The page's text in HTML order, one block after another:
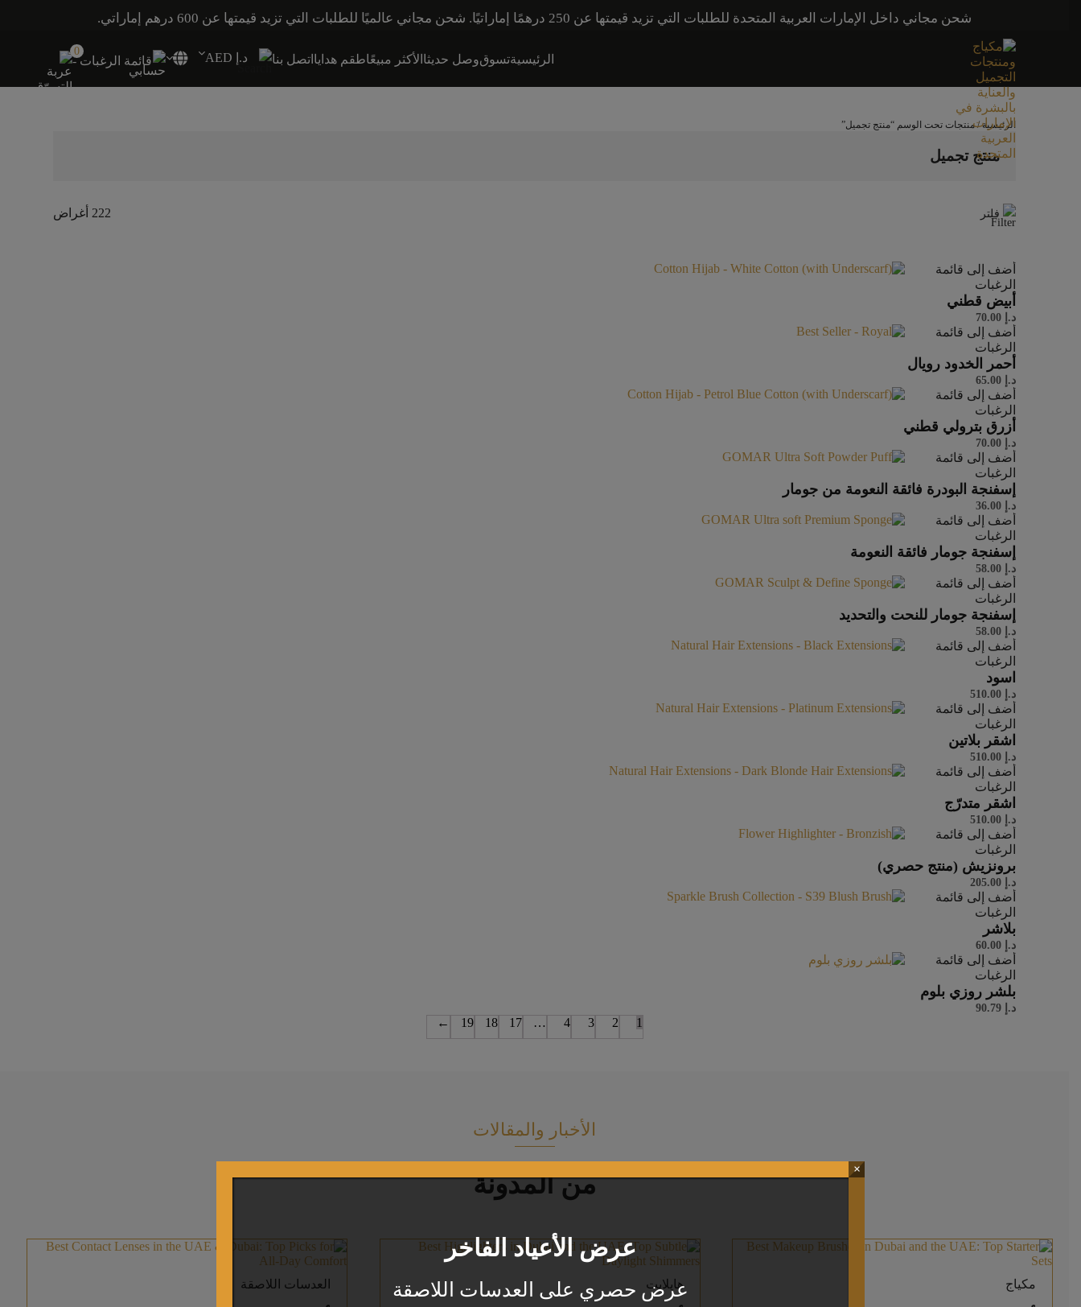
شحن مجاني داخل الإمارات العربية المتحدة للطلبات التي تزيد قيمتها عن 250 درهمًا إماراتيًا. شحن مجاني عالميًا للطلبات التي تزيد قيمتها عن 600 درهم إماراتي.
الرئيسيةتسوقوصل حديثا الأكثر مبيعًاطقم هدايا اتصل بنا د.إ AED قائمة الرغبات -
0
الرئيسية/ منتجات تحت الوسم “منتج تجميل”
منتج تجميل
فلتر 222 أغراض
أضف إلى قائمة
الرغبات
أبيض قطني
د.إ 70.00
أضف إلى قائمة
الرغبات
أحمر الخدود رويال
د.إ 65.00
أضف إلى قائمة
الرغبات
أزرق بترولي قطني
د.إ 70.00
أضف إلى قائمة
الرغبات
إسفنجة البودرة فائقة النعومة من جومار
د.إ 36.00
أضف إلى قائمة
الرغبات
إسفنجة جومار فائقة النعومة
د.إ 58.00
أضف إلى قائمة
الرغبات
إسفنجة جومار للنحت والتحديد
د.إ 58.00
أضف إلى قائمة
الرغبات
اسود
د.إ 510.00
أضف إلى قائمة
الرغبات
اشقر بلاتين
د.إ 510.00
أضف إلى قائمة
الرغبات
اشقر متدرّج
د.إ 510.00
أضف إلى قائمة
الرغبات
برونزيش (منتج حصري)
د.إ 205.00
أضف إلى قائمة
الرغبات
بلاشر
د.إ 60.00
أضف إلى قائمة
الرغبات
بلشر روزي بلوم
د.إ 90.79
1
2
3
4
…
17
18
19
←
الأخبار والمقالات
من المدونة
مكياج هايلايت العدسات اللاصقة
عرض الأعياد الفاخر
عرض حصري على العدسات اللاصقة
×